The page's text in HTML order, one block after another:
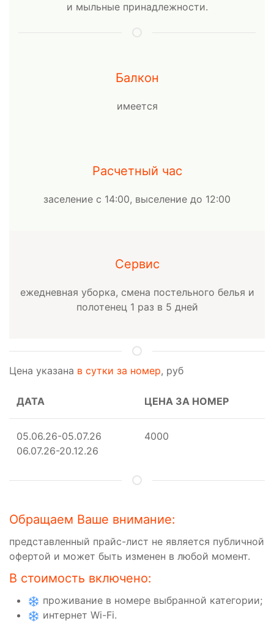
и мыльные принадлежности.
Балкон
имеется
Расчетный час
заселение с 14:00, выселение до 12:00
Сервис
ежедневная уборка, смена постельного белья и
полотенец 1 раз в 5 дней
Цена указана в сутки за номер, руб
ДАТА ЦЕНА ЗА НОМЕР
05.06.26-05.07.26
06.07.26-20.12.26
4000
Обращаем Ваше внимание:
представленный прайс-лист не является публичной
офертой и может быть изменен в любой момент.
В стоимость включено:
проживание в номере выбранной категории;
интернет Wi-Fi.